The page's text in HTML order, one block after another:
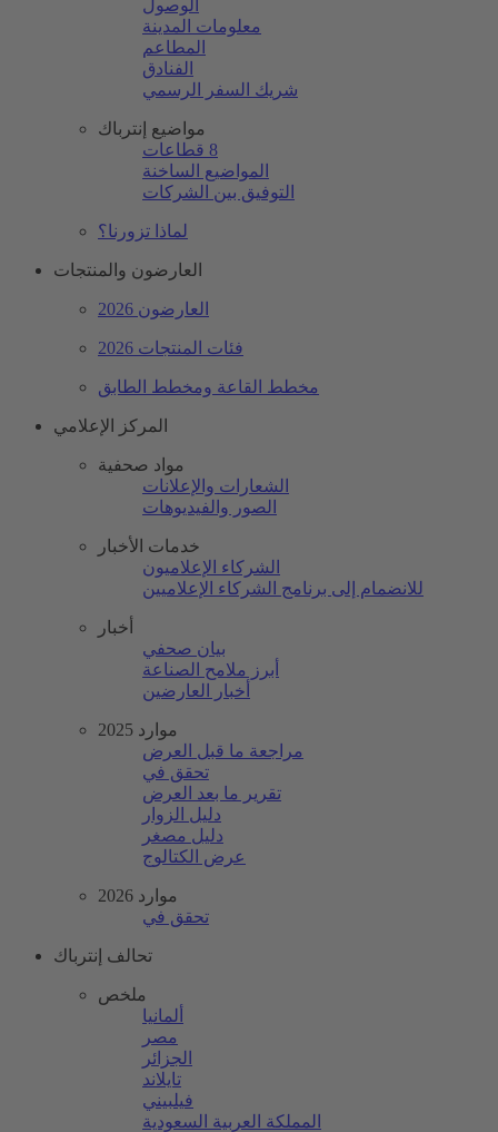
الوصول
معلومات المدينة
المطاعم
الفنادق
شريك السفر الرسمي
مواضيع إنترباك
8 قطاعات
المواضيع الساخنة
التوفيق بين الشركات
لماذا تزورنا؟
العارضون والمنتجات
العارضون 2026
فئات المنتجات 2026
مخطط القاعة ومخطط الطابق
المركز الإعلامي
مواد صحفية
الشعارات والإعلانات
الصور والفيديوهات
خدمات الأخبار
الشركاء الإعلاميون
للانضمام إلى برنامج الشركاء الإعلاميين
أخبار
بيان صحفي
أبرز ملامح الصناعة
أخبار العارضين
موارد 2025
مراجعة ما قبل العرض
تحقق في
تقرير ما بعد العرض
دليل الزوار
دليل مصغر
عرض الكتالوج
موارد 2026
تحقق في
تحالف إنترباك
ملخص
ألمانيا
مصر
الجزائر
تايلاند
فيلبيني
المملكة العربية السعودية